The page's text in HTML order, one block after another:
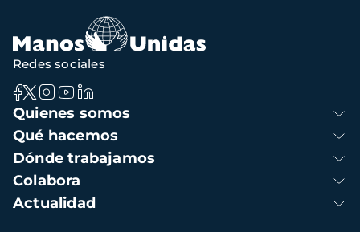
Navegación
principal
Quienes somos
Qué hacemos
Dónde trabajamos
Colabora
Actualidad
Redes sociales